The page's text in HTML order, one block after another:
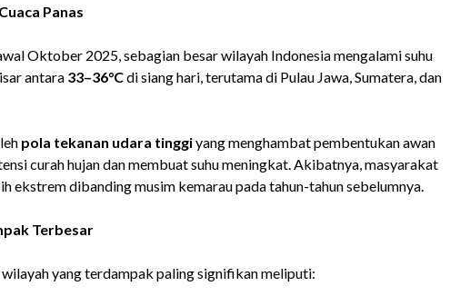
Panas
Oktober 2025, sebagian besar wilayah Indonesia mengalami suhu
antara 33–36°Cdi siang hari, terutama di Pulau Jawa, Sumatera, dan
pola tekanan udara tinggiyang menghambat pembentukan awan
curah hujan dan membuat suhu meningkat. Akibatnya, masyarakat
ekstrem dibanding musim kemarau pada tahun-tahun sebelumnya.
Terbesar
yang terdampak paling signifikan meliputi: